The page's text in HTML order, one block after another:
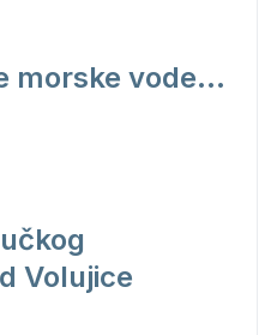
morske vode...
Volujice